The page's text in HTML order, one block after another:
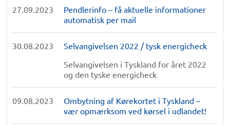
27.09.2023
Pendlerinfo – få aktuelle informationer
automatisk per mail
30.08.2023
Selvangivelsen 2022 / tysk energicheck
Selvangivelsen i Tyskland for året 2022
og den tyske energicheck
09.08.2023
Ombytning af Kørekortet i Tyskland –
vær opmærksom ved kørsel i udlandet!